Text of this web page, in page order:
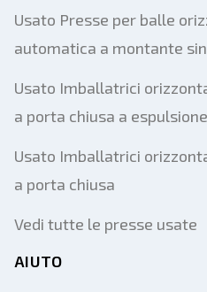
Usato Presse per balle
automatica a montante
Usato Imballatrici
a porta chiusa a
Usato Imballatrici
a porta chiusa
Vedi tutte le presse usate
AIUTO